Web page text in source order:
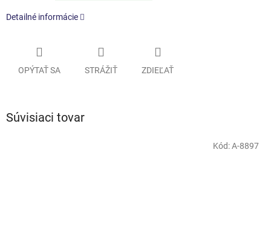
Detailné informácie
OPÝTAŤ SA STRÁŽIŤ ZDIEĽAŤ
Súvisiaci tovar
Kód:A-8897